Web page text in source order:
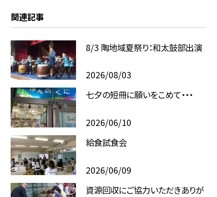
関連記事
8/3 陶地域夏祭り：和太鼓部出演
2026/08/03
七夕の短冊に願いをこめて・・・
2026/06/10
給食試食会
2026/06/09
資源回収にご協力いただきありが